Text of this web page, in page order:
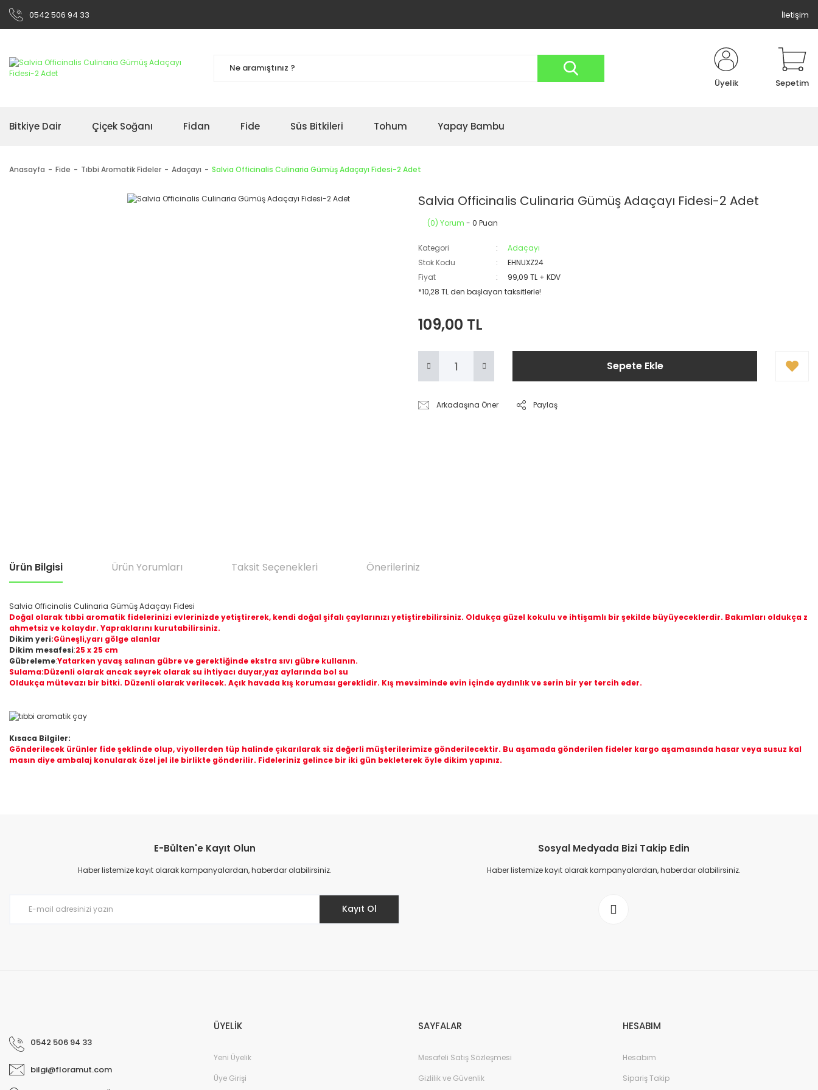
0542 506 94 33 İletişim
Üyelik Sepetim
Bitkiye Dair Çiçek Soğanı Fidan Fide Süs Bitkileri Tohum Yapay Bambu
Anasayfa Fide Tıbbi Aromatik Fideler Adaçayı Salvia Officinalis Culinaria Gümüş Adaçayı Fidesi-2 Adet
Salvia Officinalis Culinaria Gümüş Adaçayı Fidesi-2 Adet
(0) Yorum - 0 Puan
Kategori
Adaçayı
Stok Kodu
EHNUXZ24
Fiyat
99,09 TL + KDV
*10,28 TL den başlayan taksitlerle!
109,00 TL
Sepete Ekle
Arkadaşına Öner Paylaş
Ürün Bilgisi Ürün Yorumları Taksit Seçenekleri Önerileriniz
Salvia Officinalis Culinaria Gümüş Adaçayı Fidesi
Doğal olarak tıbbi aromatik fidelerinizi evlerinizde yetiştirerek, kendi doğal şifalı çaylarınızı yetiştirebilirsiniz. Oldukça güzel kokulu ve ihtişamlı bir şekilde büyüyeceklerdir. Bakımları oldukça z
ahmetsiz ve kolaydır. Yapraklarını kurutabilirsiniz.
Dikim yeri:Güneşli,yarı gölge alanlar
Dikim mesafesi:25 x 25 cm
Gübreleme:Yatarken yavaş salınan gübre ve gerektiğinde ekstra sıvı gübre kullanın.
Sulama:Düzenli olarak ancak seyrek olarak su ihtiyacı duyar,yaz aylarında bol su
Oldukça mütevazı bir bitki. Düzenli olarak verilecek. Açık havada kış koruması gereklidir. Kış mevsiminde evin içinde aydınlık ve serin bir yer tercih eder.
Kısaca Bilgiler:
Gönderilecek ürünler fide şeklinde olup, viyollerden tüp halinde çıkarılarak siz değerli müşterilerimize gönderilecektir. Bu aşamada gönderilen fideler kargo aşamasında hasar veya susuz kal
masın diye ambalaj konularak özel jel ile birlikte gönderilir. Fideleriniz gelince bir iki gün bekleterek öyle dikim yapınız.
Ürün resmi kalitesiz, bozuk veya görüntülenemiyor.
Ürün açıklamasında eksik bilgiler bulunuyor.
E-Bülten'e Kayıt Olun
Haber listemize kayıt olarak kampanyalardan, haberdar olabilirsiniz.
Kayıt Ol
Sosyal Medyada Bizi Takip Edin
Haber listemize kayıt olarak kampanyalardan, haberdar olabilirsiniz.
0542 506 94 33
bilgi@floramut.com
ÜYELİK
Yeni Üyelik
Üye Girişi
SAYFALAR
Mesafeli Satış Sözleşmesi
Gizlilik ve Güvenlik
HESABIM
Hesabım
Sipariş Takip